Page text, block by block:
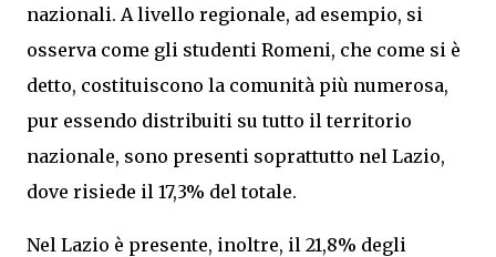
nazionali. A livello regionale, ad esempio, si
osserva come gli studenti Romeni, che come si è
detto, costituiscono la comunità più numerosa,
pur essendo distribuiti su tutto il territorio
nazionale, sono presenti soprattutto nel Lazio,
dove risiede il 17,3% del totale.
Nel Lazio è presente, inoltre, il 21,8% degli